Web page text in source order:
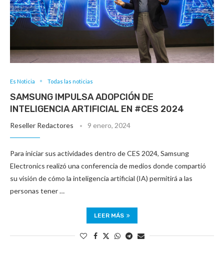
Es Noticia Todas las noticias
SAMSUNG IMPULSA ADOPCIÓN DE
INTELIGENCIA ARTIFICIAL EN #CES 2024
Reseller Redactores 9 enero, 2024
Para iniciar sus actividades dentro de CES 2024, Samsung
Electronics realizó una conferencia de medios donde compartió
su visión de cómo la inteligencia artificial (IA) permitirá a las
personas tener …
LEER MÁS